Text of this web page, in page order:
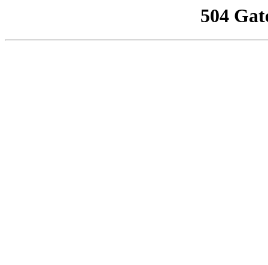
504